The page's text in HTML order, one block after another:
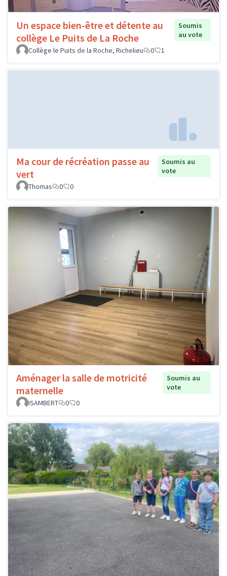
Un espace bien-être et détente au
collège Le Puits de La Roche
Soumis
au vote
Collège le Puits de la Roche, Richelieu
0 1
Ma cour de récréation passe au
vert
Soumis au
vote
Thomas
0 0
Aménager la salle de motricité
maternelle
Soumis au
vote
ISAMBERT
0 0